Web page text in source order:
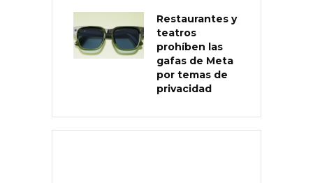
Restaurantes y
teatros
prohíben las
gafas de Meta
por temas de
privacidad